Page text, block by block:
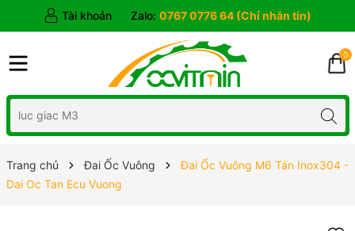
Tài khoản Zalo: 0767 0776 64 (Chỉ nhắn tin)
0
Trang chủ Đai Ốc Vuông
Đai Ốc Vuông M6 Tán Inox304 -
Dai Oc Tan Ecu Vuong